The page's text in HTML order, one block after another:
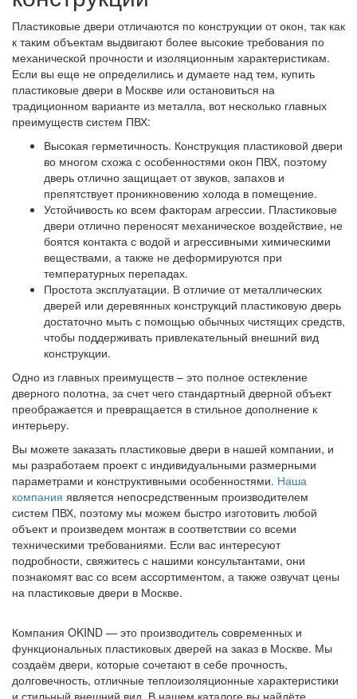
Пластиковые двери отличаются по конструкции от окон, так как
к таким объектам выдвигают более высокие требования по
механической прочности и изоляционным характеристикам.
Если вы еще не определились и думаете над тем, купить
пластиковые двери в Москве или остановиться на
традиционном варианте из металла, вот несколько главных
преимуществ систем ПВХ:
Высокая герметичность. Конструкция пластиковой двери
во многом схожа с особенностями окон ПВХ, поэтому
дверь отлично защищает от звуков, запахов и
препятствует проникновению холода в помещение.
Устойчивость ко всем факторам агрессии. Пластиковые
двери отлично переносят механическое воздействие, не
боятся контакта с водой и агрессивными химическими
веществами, а также не деформируются при
температурных перепадах.
Простота эксплуатации. В отличие от металлических
дверей или деревянных конструкций пластиковую дверь
достаточно мыть с помощью обычных чистящих средств,
чтобы поддерживать привлекательный внешний вид
конструкции.
Одно из главных преимуществ – это полное остекление
дверного полотна, за счет чего стандартный дверной объект
преображается и превращается в стильное дополнение к
интерьеру.
Вы можете заказать пластиковые двери в нашей компании, и
мы разработаем проект с индивидуальными размерными
параметрами и конструктивными особенностями. Наша
компания является непосредственным производителем
систем ПВХ, поэтому мы можем быстро изготовить любой
объект и произведем монтаж в соответствии со всеми
техническими требованиями. Если вас интересуют
подробности, свяжитесь с нашими консультантами, они
познакомят вас со всем ассортиментом, а также озвучат цены
на пластиковые двери в Москве.
Компания OKIND — это производитель современных и
функциональных пластиковых дверей на заказ в Москве. Мы
создаём двери, которые сочетают в себе прочность,
долговечность, отличные теплоизоляционные характеристики
и стильный внешний вид. В нашем каталоге вы найдёте